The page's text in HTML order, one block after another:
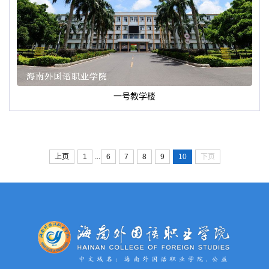
一号教学楼
上页 1 ... 6 7 8 9 10 下页